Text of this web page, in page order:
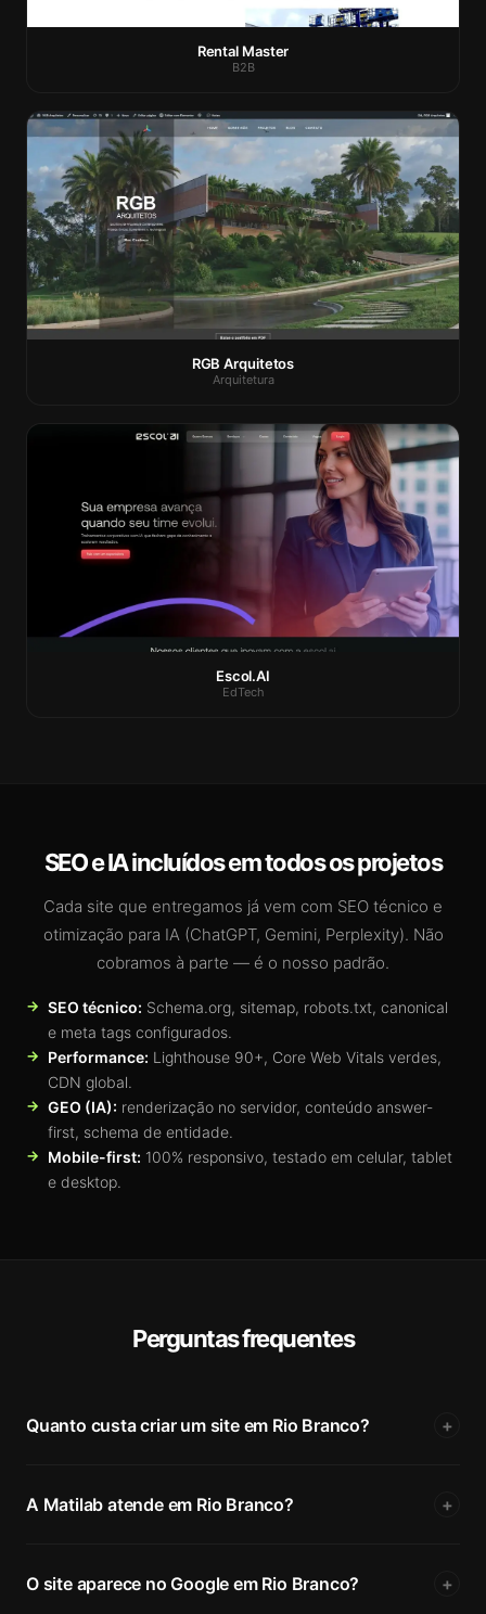
Rental Master
B2B
RGB Arquitetos
Arquitetura
Escol.AI
EdTech
SEO e IA incluídos em todos os projetos
Cada site que entregamos já vem com SEO técnico e
otimização para IA (ChatGPT, Gemini, Perplexity). Não
cobramos à parte — é o nosso padrão.
SEO técnico: Schema.org, sitemap, robots.txt, canonical
e meta tags configurados.
Performance: Lighthouse 90+, Core Web Vitals verdes,
CDN global.
GEO (IA): renderização no servidor, conteúdo answer-
first, schema de entidade.
Mobile-first: 100% responsivo, testado em celular, tablet
e desktop.
Perguntas frequentes
Quanto custa criar um site em Rio Branco? +
A Matilab atende em Rio Branco? +
O site aparece no Google em Rio Branco? +